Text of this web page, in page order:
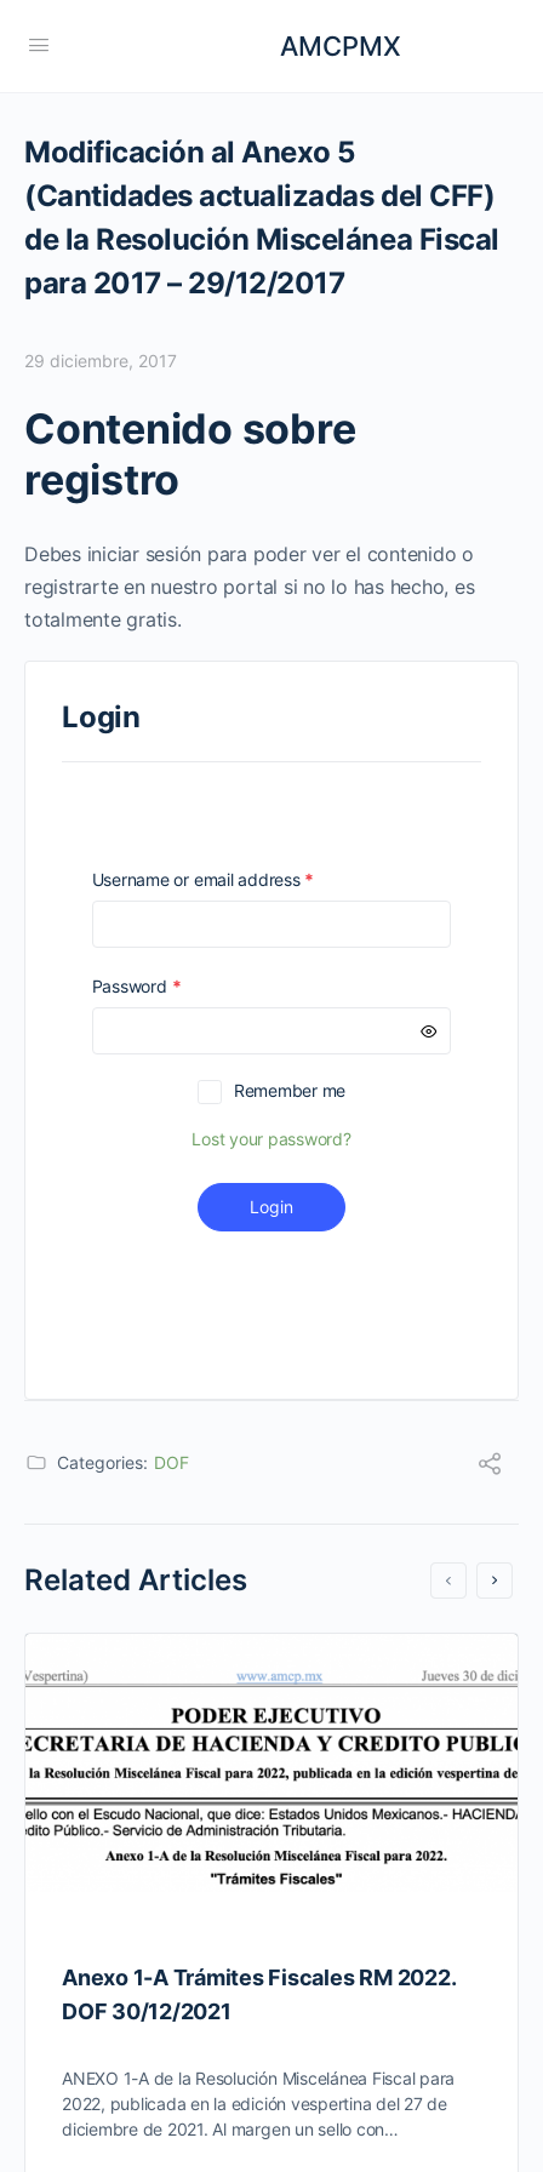
AMCPMX
Modificación al Anexo 5
(Cantidades actualizadas del CFF)
de la Resolución Miscelánea Fiscal
para 2017 – 29/12/2017
29 diciembre, 2017
Contenido sobre
registro
Debes iniciar sesión para poder ver el contenido o
registrarte en nuestro portal si no lo has hecho, es
totalmente gratis.
Login
Username or email address *
Password *Required
Remember me
Lost your password?
Login
Categories: DOF
Related Articles
Anexo 1-A Trámites Fiscales RM 2022.
DOF 30/12/2021
ANEXO 1-A de la Resolución Miscelánea Fiscal para
2022, publicada en la edición vespertina del 27 de
diciembre de 2021. Al margen un sello con…